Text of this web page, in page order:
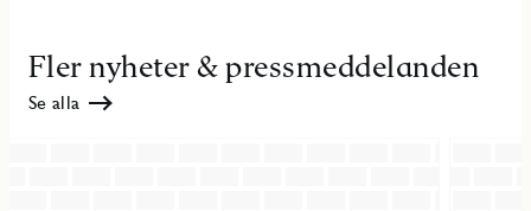
Fler nyheter & pressmeddelanden
Se alla